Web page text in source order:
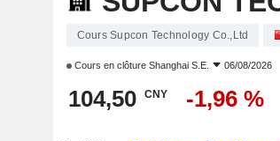
Cours Supcon Technology Co.,Ltd
Cours en clôture Shanghai S.E. 06/08/2026
104,50 CNY -1,96 %